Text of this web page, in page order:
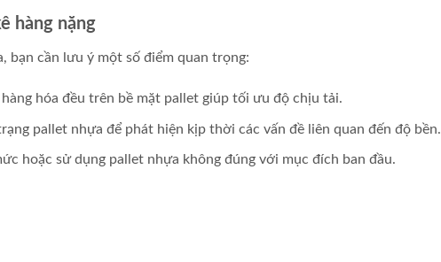
hàng nặng
bạn cần lưu ý một số điểm quan trọng:
hóa đều trên bề mặt pallet giúp tối ưu độ chịu tải.
pallet nhựa để phát hiện kịp thời các vấn đề liên quan đến độ bền.
hoặc sử dụng pallet nhựa không đúng với mục đích ban đầu.